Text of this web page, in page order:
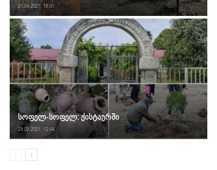
21.04.2021. 18:01
სოფელ-სოფელ: ქისტაურში
29.03.2021. 12:44